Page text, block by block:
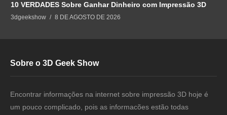
10 VERDADES Sobre Ganhar Dinheiro com Impressão 3D
3dgeekshow 8 DE AGOSTO DE 2026
Sobre o 3D Geek Show
Encontrar informações na internet sobre impressão 3D hoje é
um pouco complicado, pois as informacões estão todas